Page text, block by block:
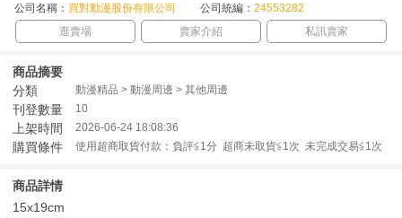
公司名稱： 買對動漫股份有限公司 公司統編： 24553282
逛賣場
賣家介紹 私訊賣家
商品摘要
分類
動漫精品 > 動漫周邊 > 其他周邊
刊登數量 10
上架時間 2026-06-24 18:08:36
購買條件 使用超商取貨付款：負評≦1分 超商未取貨≦1次 未完成交易≦1次
商品詳情
15x19cm